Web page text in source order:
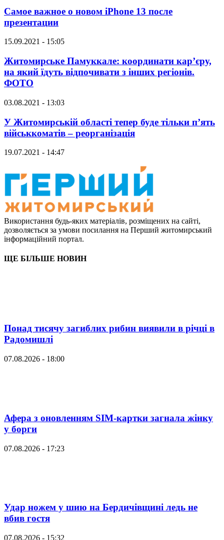
Самое важное о новом iPhone 13 после
презентации
15.09.2021 - 15:05
Житомирське Памуккале: координати кар’єру,
на який їдуть відпочивати з інших регіонів.
ФОТО
03.08.2021 - 13:03
У Житомирській області тепер буде тільки п’ять
військкоматів – реорганізація
19.07.2021 - 14:47
Використання будь-яких матеріалів, розміщених на сайті,
дозволяється за умови посилання на Перший житомирський
інформаційний портал.
ЩЕ БІЛЬШЕ НОВИН
Понад тисячу загиблих рибин виявили в річці в
Радомишлі
07.08.2026 - 18:00
Афера з оновленням SIM-картки загнала жінку
у борги
07.08.2026 - 17:23
Удар ножем у шию на Бердичівщині ледь не
вбив гостя
07.08.2026 - 15:32